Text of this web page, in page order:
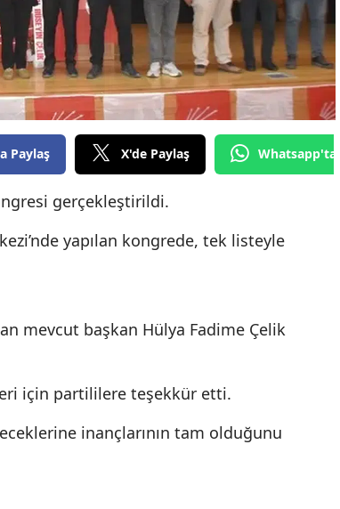
Burdur
Bursa
Çanakkale
Çankırı
Çorum
Erzincan
Gaziantep
Paylaş X'de Paylaş
gerçekleştirildi.
yapılan kongrede, tek listeyle
mevcut başkan Hülya Fadime Çelik
için partililere teşekkür etti.
inançlarının tam olduğunu